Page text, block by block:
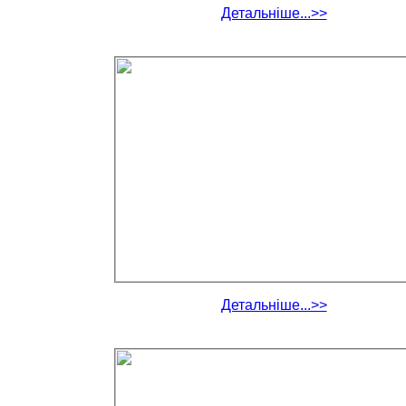
Детальніше...>>
Детальніше...>>